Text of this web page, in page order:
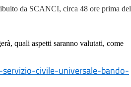
da SCANCI, circa 48 ore prima del
quali aspetti saranno valutati, come
civile-universale-bando-